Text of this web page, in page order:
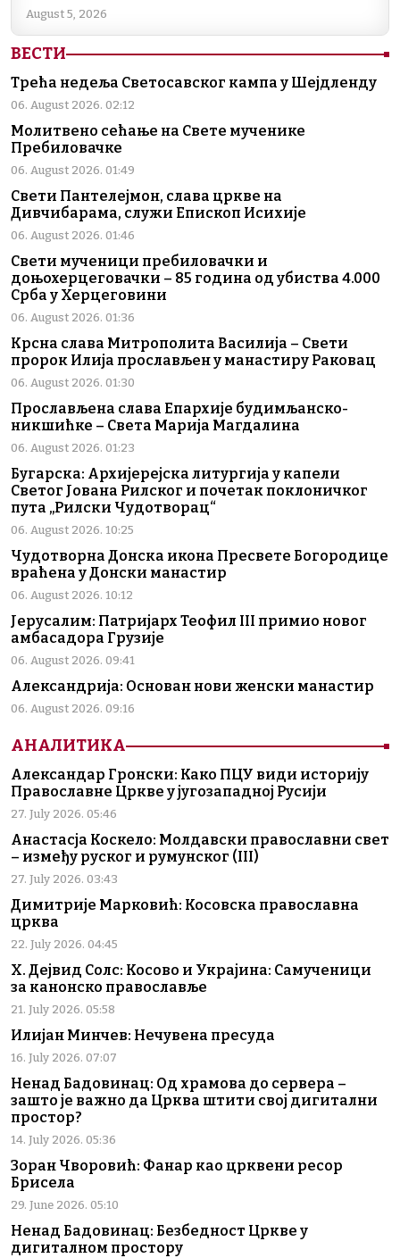
August 5, 2026
ВЕСТИ
Трећа недеља Светосавског кампа у Шејдленду
06. August 2026. 02:12
Молитвено сећање на Свете мученике
Пребиловачке
06. August 2026. 01:49
Свети Пантелејмон, слава цркве на
Дивчибарама, служи Епископ Исихије
06. August 2026. 01:46
Свети мученици пребиловачки и
доњохерцеговачки – 85 година од убиства 4.000
Срба у Херцеговини
06. August 2026. 01:36
Крсна слава Митрополита Василија – Свети
пророк Илија прослављен у манастиру Раковац
06. August 2026. 01:30
Прослављена слава Епархије будимљанско-
никшићке – Света Марија Магдалина
06. August 2026. 01:23
Бугарска: Архијерејска литургија у капели
Светог Јована Рилског и почетак поклоничког
пута „Рилски Чудотворац“
06. August 2026. 10:25
Чудотворна Донска икона Пресвете Богородице
враћена у Донски манастир
06. August 2026. 10:12
Јерусалим: Патријарх Теофил III примио новог
амбасадора Грузије
06. August 2026. 09:41
Александрија: Основан нови женски манастир
06. August 2026. 09:16
АНАЛИТИКА
Александар Гронски: Како ПЦУ види историју
Православне Цркве у југозападној Русији
27. July 2026. 05:46
Анастасја Коскело: Молдавски православни свет
– између руског и румунског (III)
27. July 2026. 03:43
Димитрије Марковић: Косовска православна
црква
22. July 2026. 04:45
Х. Дејвид Солс: Косово и Украјина: Самученици
за канонско православље
21. July 2026. 05:58
Илијан Минчев: Нечувена пресуда
16. July 2026. 07:07
Ненад Бадовинац: Од храмова до сервера –
зашто је важно да Црква штити свој дигитални
простор?
14. July 2026. 05:36
Зоран Чворовић: Фанар као црквени ресор
Брисела
29. June 2026. 05:10
Ненад Бадовинац: Безбедност Цркве у
дигиталном простору